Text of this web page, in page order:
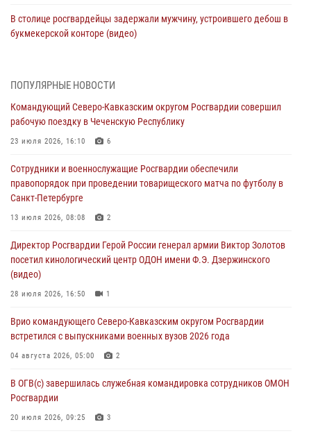
В столице росгвардейцы задержали мужчину, устроившего дебош в
букмекерской конторе (видео)
В Удмуртии при силовой поддержке спецназа Росгвардии
оздоровительных услуг (видео)
05 августа 2026, 13:20
посетили мастер-класс по художественной гимнастике
05 августа 2026, 13:00 3
Офицеры Росгвардии и ветераны войск правопорядка почтили
05 августа 2026, 12:40
Росгвардейцы приняли участие в акции «Волна памяти»,
посвящённой 83‑й годовщине освобождения Белгорода от
05 августа 2026, 12:13 1
ПОПУЛЯРНЫЕ НОВОСТИ
Командующий Северо-Кавказским округом Росгвардии совершил
рабочую поездку в Чеченскую Республику
23 июля 2026, 16:10 6
Сотрудники и военнослужащие Росгвардии обеспечили
правопорядок при проведении товарищеского матча по футболу в
Санкт-Петербурге
13 июля 2026, 08:08 2
Директор Росгвардии Герой России генерал армии Виктор Золотов
посетил кинологический центр ОДОН имени Ф.Э. Дзержинского
(видео)
28 июля 2026, 16:50 1
Врио командующего Северо-Кавказским округом Росгвардии
встретился с выпускниками военных вузов 2026 года
04 августа 2026, 05:00 2
В ОГВ(с) завершилась служебная командировка сотрудников ОМОН
Росгвардии
20 июля 2026, 09:25 3